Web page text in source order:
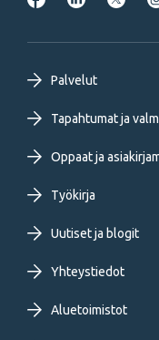
Footer
menu
FI
Palvelut
Tapahtumat ja
Oppaat ja
Työkirja
Uutiset ja blogit
Yhteystiedot
Aluetoimistot